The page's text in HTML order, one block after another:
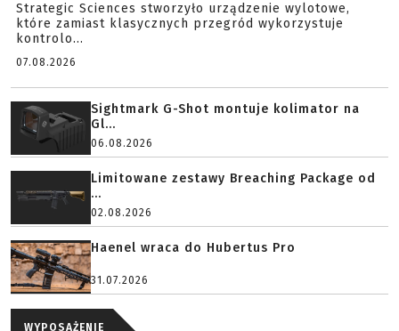
Strategic Sciences stworzyło urządzenie wylotowe,
które zamiast klasycznych przegród wykorzystuje
kontrolo...
07.08.2026
Sightmark G-Shot montuje kolimator na
Gl...
06.08.2026
Limitowane zestawy Breaching Package od
...
02.08.2026
Haenel wraca do Hubertus Pro
31.07.2026
WYPOSAŻENIE